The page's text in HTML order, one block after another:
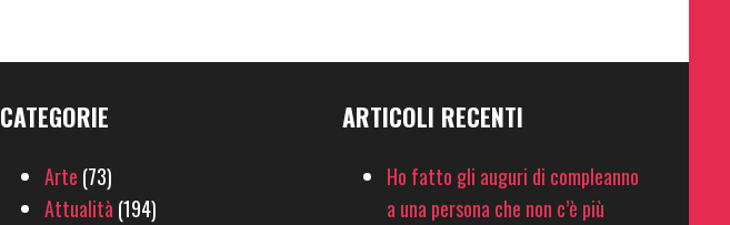
CATEGORIE
Arte (73)
Attualità (194)
ARTICOLI RECENTI
Ho fatto gli auguri di compleanno
a una persona che non c’è più